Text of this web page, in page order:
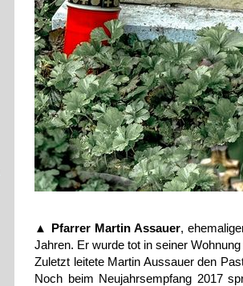
▲ Pfarrer Martin Assauer,
Jahren. Er wurde tot in seiner Wohnung
Zuletzt leitete Martin Aussauer den
Noch beim Neujahrsempfang 2017